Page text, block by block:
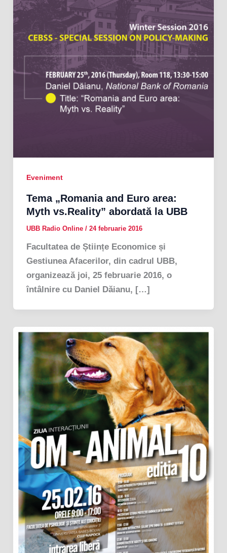
Eveniment
Tema „Romania and Euro area:
Myth vs.Reality” abordată la UBB
UBB Radio Online / 24 februarie 2016
Facultatea de Științe Economice și
Gestiunea Afacerilor, din cadrul UBB,
organizează joi, 25 februarie 2016, o
întâlnire cu Daniel Dăianu, […]